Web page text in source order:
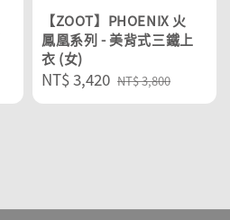
【ZOOT】PHOENIX 火
鳳凰系列 - 美背式三鐵上
衣 (女)
Sale
price
NT$ 3,420 Regular
price
NT$ 3,800